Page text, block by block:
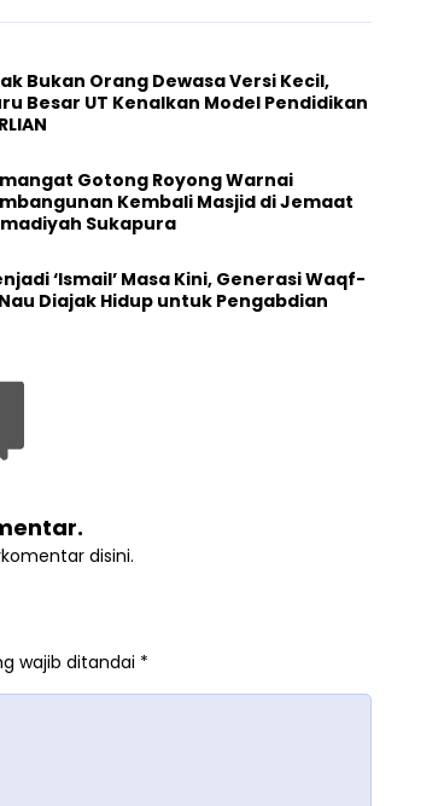
Bukan Orang Dewasa Versi Kecil,
Besar UT Kenalkan Model Pendidikan
Gotong Royong Warnai
Kembali Masjid di Jemaat
Sukapura
‘Ismail’ Masa Kini, Generasi Waqf-
Diajak Hidup untuk Pengabdian
disini.
wajib ditandai *